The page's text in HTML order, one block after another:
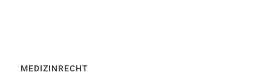
MEDIZINRECHT